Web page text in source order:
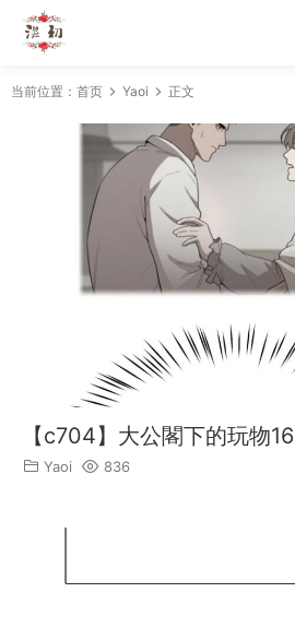
当前位置： 首页 Yaoi 正文
【c704】大公閣下的玩物16
Yaoi 836